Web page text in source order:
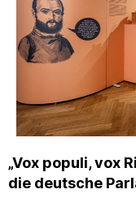
„Vox populi, vox
die deutsche